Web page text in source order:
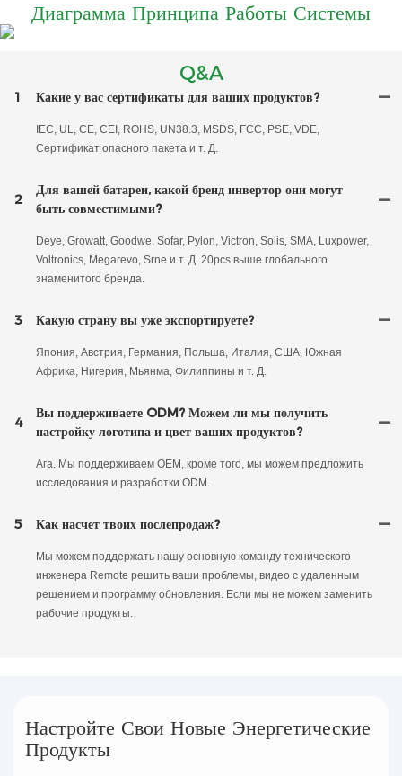
Диаграмма Принципа Работы Системы
Q&A
1 Какие у вас сертификаты для ваших продуктов?
IEC, UL, CE, CEI, ROHS, UN38.3, MSDS, FCC, PSE, VDE,
Сертификат опасного пакета и т. Д.
2
Для вашей батареи, какой бренд инвертор они могут
быть совместимыми?
Deye, Growatt, Goodwe, Sofar, Pylon, Victron, Solis, SMA, Luxpower,
Voltronics, Megarevo, Srne и т. Д. 20pcs выше глобального
знаменитого бренда.
3 Какую страну вы уже экспортируете?
Япония, Австрия, Германия, Польша, Италия, США, Южная
Африка, Нигерия, Мьянма, Филиппины и т. Д.
4
Вы поддерживаете ODM? Можем ли мы получить
настройку логотипа и цвет ваших продуктов?
Ага. Мы поддерживаем OEM, кроме того, мы можем предложить
исследования и разработки ODM.
5 Как насчет твоих послепродаж?
Мы можем поддержать нашу основную команду технического
инженера Remote решить ваши проблемы, видео с удаленным
решением и программу обновления. Если мы не можем заменить
рабочие продукты.
Настройте Свои Новые Энергетические
Продукты